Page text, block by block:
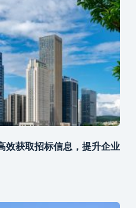
效获取招标信息，提升企业